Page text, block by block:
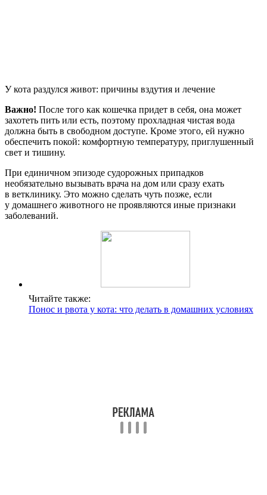
У кота раздулся живот: причины вздутия и лечение
Важно! После того как кошечка придет в себя, она может
захотеть пить или есть, поэтому прохладная чистая вода
должна быть в свободном доступе. Кроме этого, ей нужно
обеспечить покой: комфортную температуру, приглушенный
свет и тишину.
При единичном эпизоде судорожных припадков
необязательно вызывать врача на дом или сразу ехать
в ветклинику. Это можно сделать чуть позже, если
у домашнего животного не проявляются иные признаки
заболеваний.
Читайте также:
Понос и рвота у кота: что делать в домашних условиях